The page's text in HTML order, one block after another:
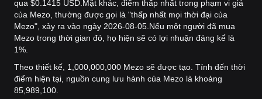
qua $0.1415 USD. Mặt khác, điểm thấp nhất trong phạm vi giá
của Mezo, thường được gọi là "thấp nhất mọi thời đại của
Mezo", xảy ra vào ngày 2026-08-05. Nếu một người đã mua
Mezo trong thời gian đó, họ hiện sẽ có lợi nhuận đáng kể là
1%.
Theo thiết kế, 1,000,000,000 Mezo sẽ được tạo. Tính đến thời
điểm hiện tại, nguồn cung lưu hành của Mezo là khoảng
85,989,100.